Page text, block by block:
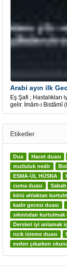
Arabi ayın ilk
Eş Şafi ;
gelir. İmâm-ı Bistâmî
Etiketler
Dua Hacet duası
mutluluk nedir
Bol
ESMA-ÜL HÜSNA
cuma duası
kötü ahlaktan
kadir gecesi duası
sıkıntıdan
Dersleri iyi anlamak
rızık isteme duası
evden çıkarken